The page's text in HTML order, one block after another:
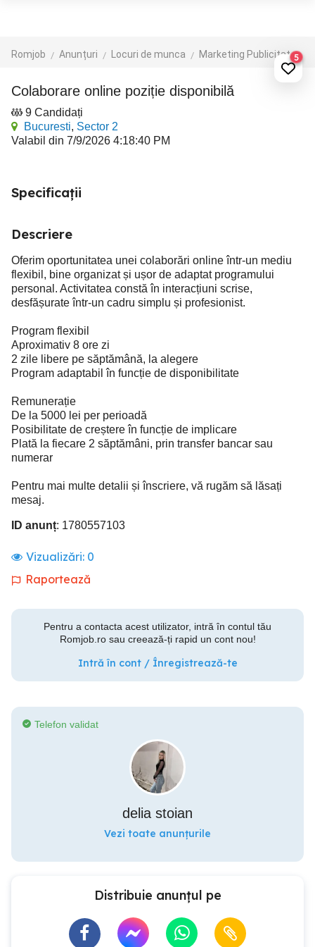
Romjob Anunțuri Locuri de munca Marketing Publicitate5
Colaborare online poziție disponibilă
9 Candidați
Bucuresti, Sector 2
Valabil din 7/9/2026 4:18:40 PM
Specificații
Descriere
Oferim oportunitatea unei colaborări online într-un mediu
flexibil, bine organizat și ușor de adaptat programului
personal. Activitatea constă în interacțiuni scrise,
desfășurate într-un cadru simplu și profesionist.
Program flexibil
Aproximativ 8 ore zi
2 zile libere pe săptămână, la alegere
Program adaptabil în funcție de disponibilitate
Remunerație
De la 5000 lei per perioadă
Posibilitate de creștere în funcție de implicare
Plată la fiecare 2 săptămâni, prin transfer bancar sau
numerar
Pentru mai multe detalii și înscriere, vă rugăm să lăsați
mesaj.
ID anunț: 1780557103
Vizualizări: 0
Raportează
Pentru a contacta acest utilizator, intră în contul tău
Romjob.ro sau creează-ți rapid un cont nou!
Intră în cont / Înregistrează-te
Telefon validat
delia stoian
Vezi toate anunțurile
Distribuie anunțul pe